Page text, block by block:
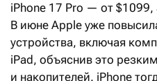
iPhone 17 Pro — от $1099,
В июне Apple уже
устройства, включая
iPad, объяснив это
и накопителей. iPhone